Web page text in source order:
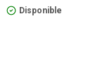
Disponible